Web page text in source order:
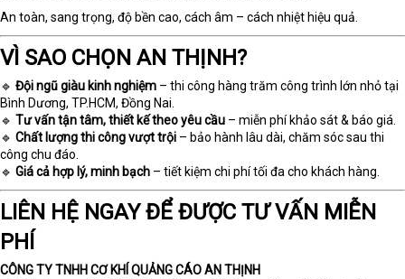
An toàn, sang trọng, độ bền cao, cách âm – cách nhiệt hiệu quả.
VÌ SAO CHỌN AN THỊNH?
🔹 Đội ngũ giàu kinh nghiệm – thi công hàng trăm công trình lớn nhỏ tại
Bình Dương, TP.HCM, Đồng Nai.
🔹 Tư vấn tận tâm, thiết kế theo yêu cầu – miễn phí khảo sát & báo giá.
🔹 Chất lượng thi công vượt trội – bảo hành lâu dài, chăm sóc sau thi
công chu đáo.
🔹 Giá cả hợp lý, minh bạch – tiết kiệm chi phí tối đa cho khách hàng.
LIÊN HỆ NGAY ĐỂ ĐƯỢC TƯ VẤN MIỄN
PHÍ
CÔNG TY TNHH CƠ KHÍ QUẢNG CÁO AN THỊNH